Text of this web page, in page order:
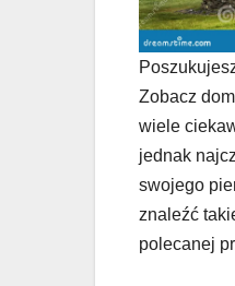
Zobacz
wiele
jednak
swojego
znaleźć
polecanej